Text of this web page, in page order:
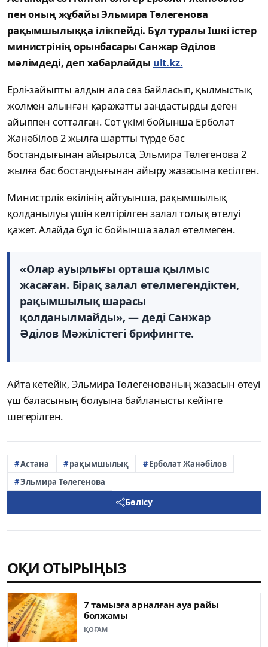
пен оның жұбайы Эльмира Төлегенова
рақымшылыққа ілікпейді. Бұл туралы Ішкі істер
министрінің орынбасары Санжар Әділов
мәлімдеді, деп хабарлайды ult.kz.
Ерлі-зайыпты алдын ала сөз байласып, қылмыстық
жолмен алынған қаражатты заңдастырды деген
айыппен сотталған. Сот үкімі бойынша Ерболат
Жанәбілов 2 жылға шартты түрде бас
бостандығынан айырылса, Эльмира Төлегенова 2
жылға бас бостандығынан айыру жазасына кесілген.
Министрлік өкілінің айтуынша, рақымшылық
қолданылуы үшін келтірілген залал толық өтелуі
қажет. Алайда бұл іс бойынша залал өтелмеген.
«Олар ауырлығы орташа қылмыс
жасаған. Бірақ залал өтелмегендіктен,
рақымшылық шарасы
қолданылмайды», — деді Санжар
Әділов Мәжілістегі брифингте.
Айта кетейік, Эльмира Төлегенованың жазасын өтеуі
үш баласының болуына байланысты кейінге
шегерілген.
Астана рақымшылық
Ерболат Жанәбілов
Эльмира Төлегенова
Бөлісу
ОҚИ ОТЫРЫҢЫЗ
7 тамызға арналған ауа райы
болжамы
ҚОҒАМ